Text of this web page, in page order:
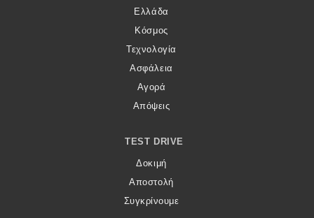
Ελλάδα
Κόσμος
Τεχνολογία
Ασφάλεια
Αγορά
Απόψεις
TEST DRIVE
Δοκιμή
Αποστολή
Συγκρίνουμε